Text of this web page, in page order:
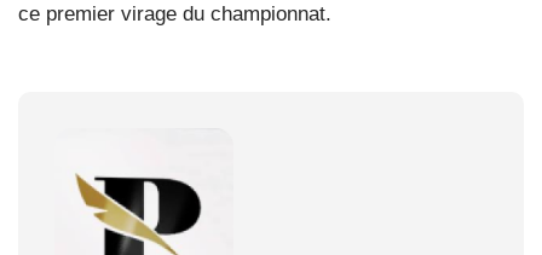
ce premier virage du championnat.